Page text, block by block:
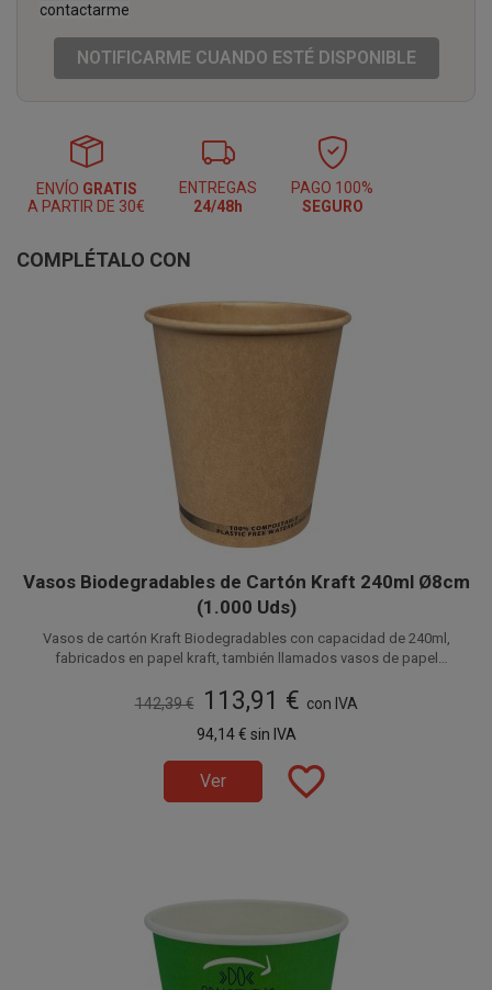
contactarme
NOTIFICARME CUANDO ESTÉ DISPONIBLE
ENVÍO GRATIS
A PARTIR DE 30€
ENTREGAS
24/48h
PAGO 100%
SEGURO
COMPLÉTALO CON
Vasos Biodegradables de Cartón Kraft 240ml Ø8cm
(1.000 Uds)
Vasos de cartón Kraft Biodegradables con capacidad de 240ml,
fabricados en papel kraft, también llamados vasos de papel
Compostable,
la mejor opción y ecológica para disfrutar de tus vasos para café
naturaleza. Vasos compatibles con la
paquetes de 50 unidades.
142,39 € 113,91 € con IVA
94,14 € sin IVA
Ver favorite_border